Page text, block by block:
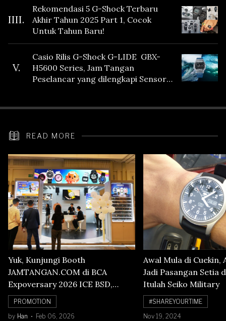
IIII.
Rekomendasi 5 G-Shock Terbaru
Akhir Tahun 2025 Part 1, Cocok
Untuk Tahun Baru!
V.
Casio Rilis G-Shock G-LIDE GBX-
H5600 Series, Jam Tangan
Peselancar yang dilengkapi Sensor
READ MORE
Yuk, Kunjungi Booth
JAMTANGAN.COM di BCA
Expoversary 2026 ICE BSD,
Banyak Diskon Jam Tangan,
Cuma Sampai 8 Februari!
PROMOTION
by Han Feb 06, 2026
Awal Mula di Cuekin,
Jadi Pasangan Setia
Itulah Seiko Military
#SHAREYOURTIME
Nov 19, 2024